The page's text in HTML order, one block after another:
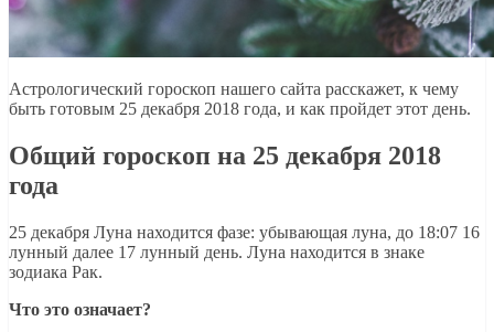
Астрологический гороскоп нашего сайта расскажет, к чему
быть готовым 25 декабря 2018 года, и как пройдет этот день.
Общий гороскоп на 25 декабря 2018
года
25 декабря Луна находится фазе: убывающая луна, до 18:07 16
лунный далее 17 лунный день. Луна находится в знаке
зодиака Рак.
Что это означает?